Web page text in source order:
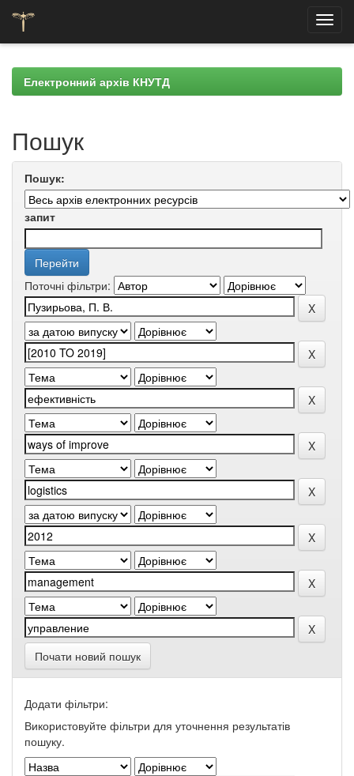
navigationЕлектронний архів КНУТД
Пошук
Пошук:
запит
Поточні фільтри:
Почати новий пошук
Додати фільтри:
Використовуйте фільтри для уточнення результатів
пошуку.